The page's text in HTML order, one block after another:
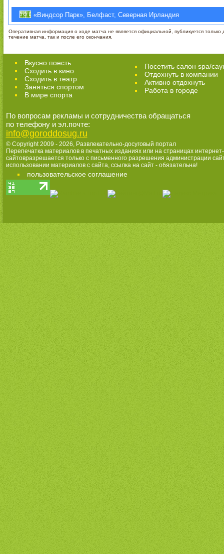
«Виндсор Парк», Белфаст, Северная Ирландия
Оперативная информация о ходе матча не является официальной, публикуется только
течение матча, так и после его окончания.
Вкусно поесть
Сходить в кино
Cходить в театр
Заняться спортом
В мире спорта
Посетить салон spa/
Отдохнуть в компании
Активно отдохнуть
Работа в городе
По вопросам рекламы и сотрудничества обращаться
по телефону и эл.почте:
info@goroddosug.ru
© Copyright 2009 - 2026, Развлекательно-досуговый портал
Перепечатка материалов в печатных изданиях или на страницах интернет-
сайтовразрешается только с письменного разрешения администрации
использовании материалов с сайта, ссылка на сайт - обязательна!
пользовательское соглашение